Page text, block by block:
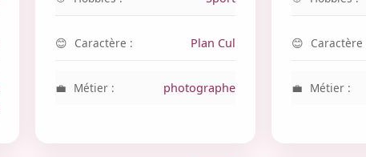
Caractère : Plan Cul
Métier : photographe
Caractère
Métier :